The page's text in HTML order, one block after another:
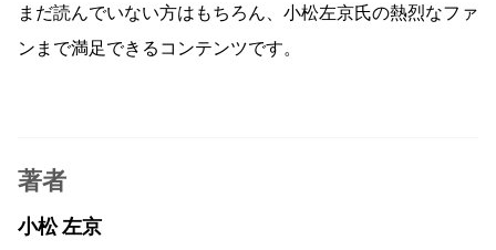
まだ読んでいない方はもちろん、小松左京氏の熱烈なファ
ンまで満足できるコンテンツです。
著者
小松 左京